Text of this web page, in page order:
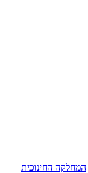
המחלקה החינוכית